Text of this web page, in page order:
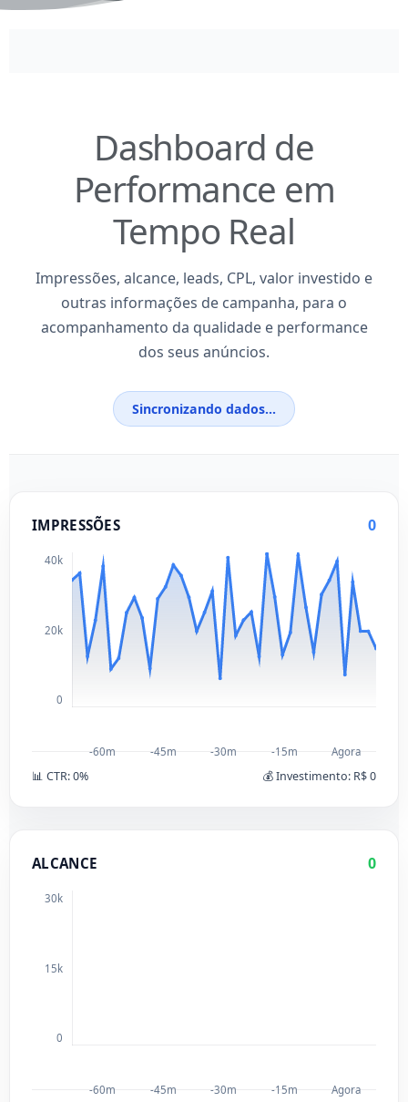
Dashboard de
Performance em
Tempo Real
Impressões, alcance, leads, CPL, valor investido e
outras informações de campanha, para o
acompanhamento da qualidade e performance
dos seus anúncios.
Sincronizando dados...
IMPRESSÕES 0
40k
20k
0
-60m -45m -30m -15m Agora
📊 CTR:0% 💰 Investimento: R$ 0
ALCANCE 0
30k
15k
0
-60m -45m -30m -15m Agora